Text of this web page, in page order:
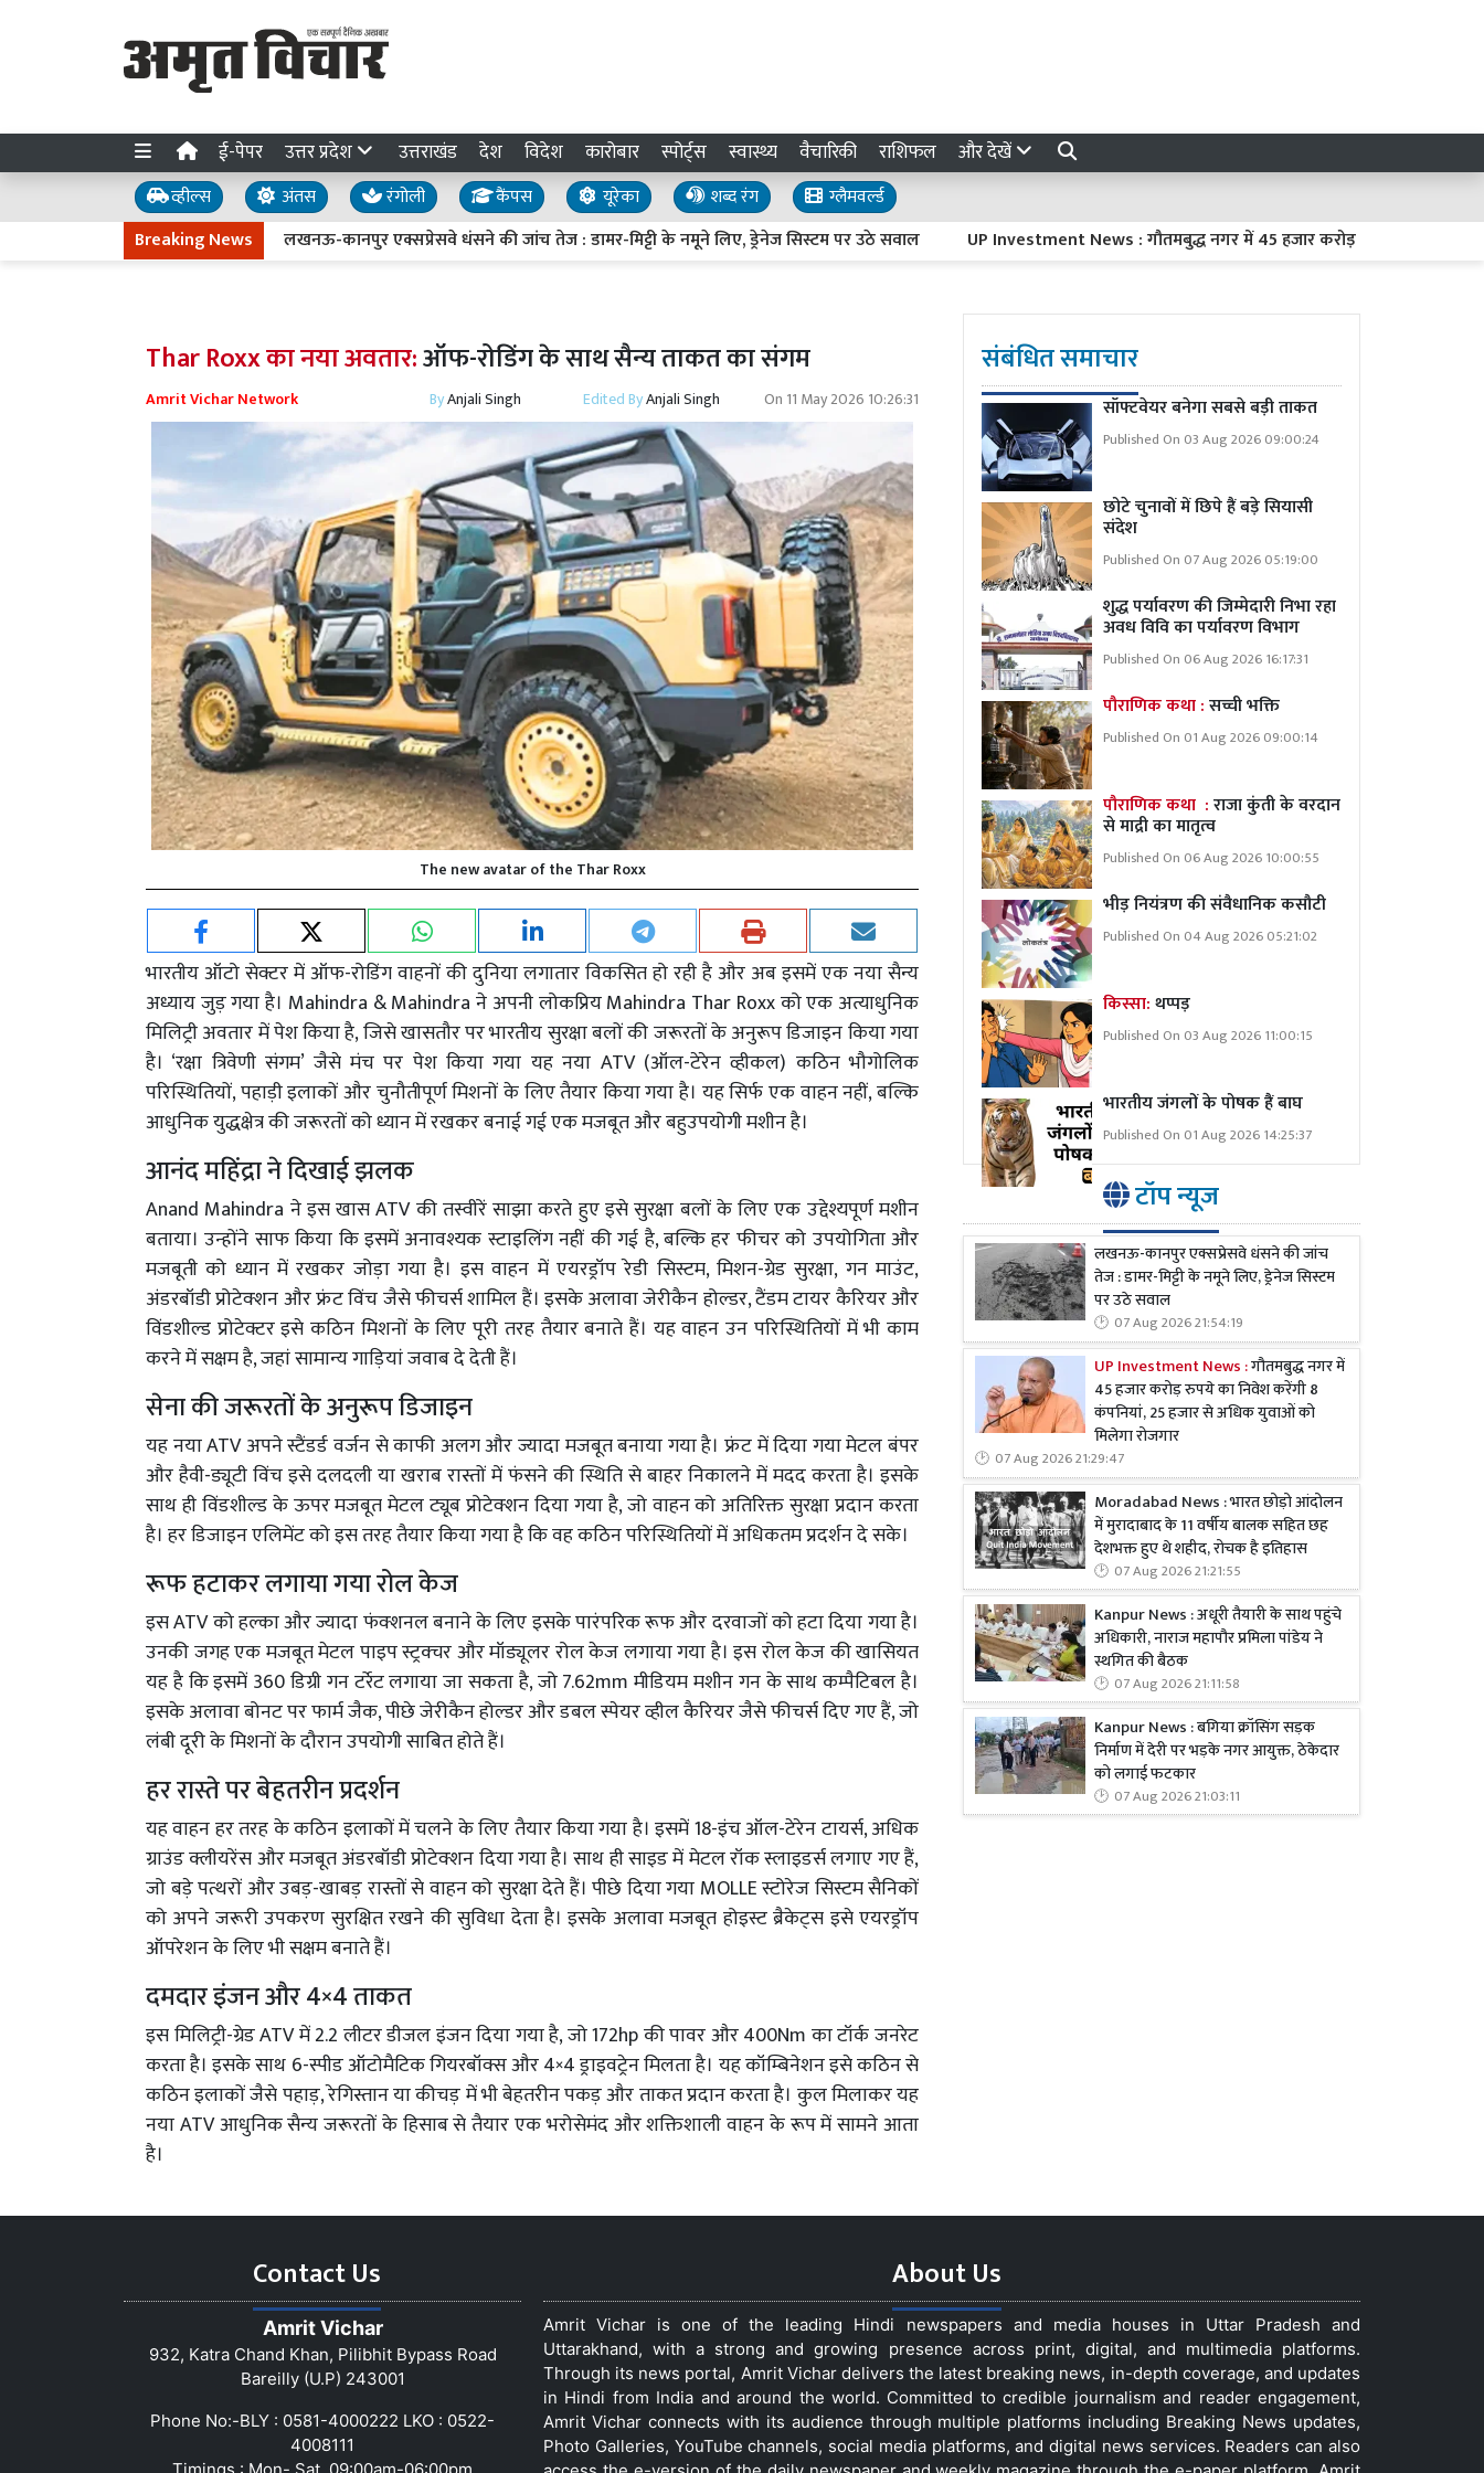
ई-पेपर उत्तर प्रदेश उत्तराखंड देश विदेश कारोबार स्पोर्ट्स स्वास्थ्य वैचारिकी राशिफल और देखें
व्हील्स अंतस रंगोली कैंपस यूरेका शब्द रंग
ग्लैमवर्ल्ड
Breaking Newsलखनऊ-कानपुर एक्सप्रेसवे धंसने की जांच तेज : डामर-मिट्टी के नमूने लिए, ड्रेनेज सिस्टम पर उठे सवाल UP Investment News : गौतमबुद्ध नगर में 45 हजार करोड़ रुपये का निवेश करेंगी 8
Thar Roxx का नया अवतार:ऑफ-रोडिंग के साथ सैन्य ताकत का संगम
Amrit Vichar Network ByAnjali Singh Edited ByAnjali Singh On 11 May 2026 10:26:31
The new avatar of the Thar Roxx
भारतीय ऑटो सेक्टर में ऑफ-रोडिंग वाहनों की दुनिया लगातार विकसित हो रही है और अब इसमें एक नया सैन्य
अध्याय जुड़ गया है। Mahindra & Mahindra ने अपनी लोकप्रिय Mahindra Thar Roxx को एक अत्याधुनिक
मिलिट्री अवतार में पेश किया है, जिसे खासतौर पर भारतीय सुरक्षा बलों की जरूरतों के अनुरूप डिजाइन किया गया
है। ‘रक्षा त्रिवेणी संगम’ जैसे मंच पर पेश किया गया यह नया ATV (ऑल-टेरेन व्हीकल) कठिन भौगोलिक
परिस्थितियों, पहाड़ी इलाकों और चुनौतीपूर्ण मिशनों के लिए तैयार किया गया है। यह सिर्फ एक वाहन नहीं, बल्कि
आधुनिक युद्धक्षेत्र की जरूरतों को ध्यान में रखकर बनाई गई एक मजबूत और बहुउपयोगी मशीन है।
आनंद महिंद्रा ने दिखाई झलक
Anand Mahindra ने इस खास ATV की तस्वीरें साझा करते हुए इसे सुरक्षा बलों के लिए एक उद्देश्यपूर्ण मशीन
बताया। उन्होंने साफ किया कि इसमें अनावश्यक स्टाइलिंग नहीं की गई है, बल्कि हर फीचर को उपयोगिता और
मजबूती को ध्यान में रखकर जोड़ा गया है। इस वाहन में एयरड्रॉप रेडी सिस्टम, मिशन-ग्रेड सुरक्षा, गन माउंट,
अंडरबॉडी प्रोटेक्शन और फ्रंट विंच जैसे फीचर्स शामिल हैं। इसके अलावा जेरीकैन होल्डर, टैंडम टायर कैरियर और
विंडशील्ड प्रोटेक्टर इसे कठिन मिशनों के लिए पूरी तरह तैयार बनाते हैं। यह वाहन उन परिस्थितियों में भी काम
करने में सक्षम है, जहां सामान्य गाड़ियां जवाब दे देती हैं।
सेना की जरूरतों के अनुरूप डिजाइन
यह नया ATV अपने स्टैंडर्ड वर्जन से काफी अलग और ज्यादा मजबूत बनाया गया है। फ्रंट में दिया गया मेटल बंपर
और हैवी-ड्यूटी विंच इसे दलदली या खराब रास्तों में फंसने की स्थिति से बाहर निकालने में मदद करता है। इसके
साथ ही विंडशील्ड के ऊपर मजबूत मेटल ट्यूब प्रोटेक्शन दिया गया है, जो वाहन को अतिरिक्त सुरक्षा प्रदान करता
है। हर डिजाइन एलिमेंट को इस तरह तैयार किया गया है कि वह कठिन परिस्थितियों में अधिकतम प्रदर्शन दे सके।
रूफ हटाकर लगाया गया रोल केज
इस ATV को हल्का और ज्यादा फंक्शनल बनाने के लिए इसके पारंपरिक रूफ और दरवाजों को हटा दिया गया है।
उनकी जगह एक मजबूत मेटल पाइप स्ट्रक्चर और मॉड्यूलर रोल केज लगाया गया है। इस रोल केज की खासियत
यह है कि इसमें 360 डिग्री गन टर्रेट लगाया जा सकता है, जो 7.62mm मीडियम मशीन गन के साथ कम्पैटिबल है।
इसके अलावा बोनट पर फार्म जैक, पीछे जेरीकैन होल्डर और डबल स्पेयर व्हील कैरियर जैसे फीचर्स दिए गए हैं, जो
लंबी दूरी के मिशनों के दौरान उपयोगी साबित होते हैं।
हर रास्ते पर बेहतरीन प्रदर्शन
यह वाहन हर तरह के कठिन इलाकों में चलने के लिए तैयार किया गया है। इसमें 18-इंच ऑल-टेरेन टायर्स, अधिक
ग्राउंड क्लीयरेंस और मजबूत अंडरबॉडी प्रोटेक्शन दिया गया है। साथ ही साइड में मेटल रॉक स्लाइडर्स लगाए गए हैं,
जो बड़े पत्थरों और उबड़-खाबड़ रास्तों से वाहन को सुरक्षा देते हैं। पीछे दिया गया MOLLE स्टोरेज सिस्टम सैनिकों
को अपने जरूरी उपकरण सुरक्षित रखने की सुविधा देता है। इसके अलावा मजबूत होइस्ट ब्रैकेट्स इसे एयरड्रॉप
ऑपरेशन के लिए भी सक्षम बनाते हैं।
दमदार इंजन और 4×4 ताकत
इस मिलिट्री-ग्रेड ATV में 2.2 लीटर डीजल इंजन दिया गया है, जो 172hp की पावर और 400Nm का टॉर्क जनरेट
करता है। इसके साथ 6-स्पीड ऑटोमैटिक गियरबॉक्स और 4×4 ड्राइवट्रेन मिलता है। यह कॉम्बिनेशन इसे कठिन से
कठिन इलाकों जैसे पहाड़, रेगिस्तान या कीचड़ में भी बेहतरीन पकड़ और ताकत प्रदान करता है। कुल मिलाकर यह
नया ATV आधुनिक सैन्य जरूरतों के हिसाब से तैयार एक भरोसेमंद और शक्तिशाली वाहन के रूप में सामने आता
है।
संबंधित समाचार
सॉफ्टवेयर बनेगा सबसे बड़ी ताकत
Published On 03 Aug 2026 09:00:24
छोटे चुनावों में छिपे हैं बड़े सियासी
संदेश
Published On 07 Aug 2026 05:19:00
शुद्ध पर्यावरण की जिम्मेदारी निभा रहा
अवध विवि का पर्यावरण विभाग
Published On 06 Aug 2026 16:17:31
पौराणिक कथा :सच्ची भक्ति
Published On 01 Aug 2026 09:00:14
पौराणिक कथा :राजा कुंती के वरदान
से माद्री का मातृत्व
Published On 06 Aug 2026 10:00:55
भीड़ नियंत्रण की संवैधानिक कसौटी
Published On 04 Aug 2026 05:21:02
किस्सा:थप्पड़
Published On 03 Aug 2026 11:00:15
भारतीय जंगलों के पोषक हैं बाघ
Published On 01 Aug 2026 14:25:37
टॉप न्यूज
लखनऊ-कानपुर एक्सप्रेसवे धंसने की जांच
तेज : डामर-मिट्टी के नमूने लिए, ड्रेनेज सिस्टम
पर उठे सवाल
07 Aug 2026 21:54:19
UP Investment News :गौतमबुद्ध नगर में
45 हजार करोड़ रुपये का निवेश करेंगी 8
कंपनियां, 25 हजार से अधिक युवाओं को
मिलेगा रोजगार
07 Aug 2026 21:29:47
Moradabad News : भारत छोड़ो आंदोलन
में मुरादाबाद के 11 वर्षीय बालक सहित छह
देशभक्त हुए थे शहीद, रोचक है इतिहास
07 Aug 2026 21:21:55
Kanpur News : अधूरी तैयारी के साथ पहुंचे
अधिकारी, नाराज महापौर प्रमिला पांडेय ने
स्थगित की बैठक
07 Aug 2026 21:11:58
Kanpur News : बगिया क्रॉसिंग सड़क
निर्माण में देरी पर भड़के नगर आयुक्त, ठेकेदार
को लगाई फटकार
07 Aug 2026 21:03:11
Contact Us
Amrit Vichar
932, Katra Chand Khan, Pilibhit Bypass Road
Bareilly (U.P) 243001
Phone No:-BLY : 0581-4000222 LKO : 0522-
4008111
About Us
Amrit Vichar is one of the leading Hindi newspapers and media houses in Uttar Pradesh and
Uttarakhand, with a strong and growing presence across print, digital, and multimedia platforms.
Through its news portal, Amrit Vichar delivers the latest breaking news, in-depth coverage, and updates
in Hindi from India and around the world. Committed to credible journalism and reader engagement,
Amrit Vichar connects with its audience through multiple platforms including Breaking News updates,
Photo Galleries, YouTube channels, social media platforms, and digital news services. Readers can also